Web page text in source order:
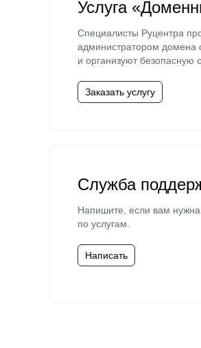
Услуга
Специалисты Руцентра
администратором домена
и организуют безопасную
Заказать услугу
Служба
Напишите, если вам
по услугам.
Написать